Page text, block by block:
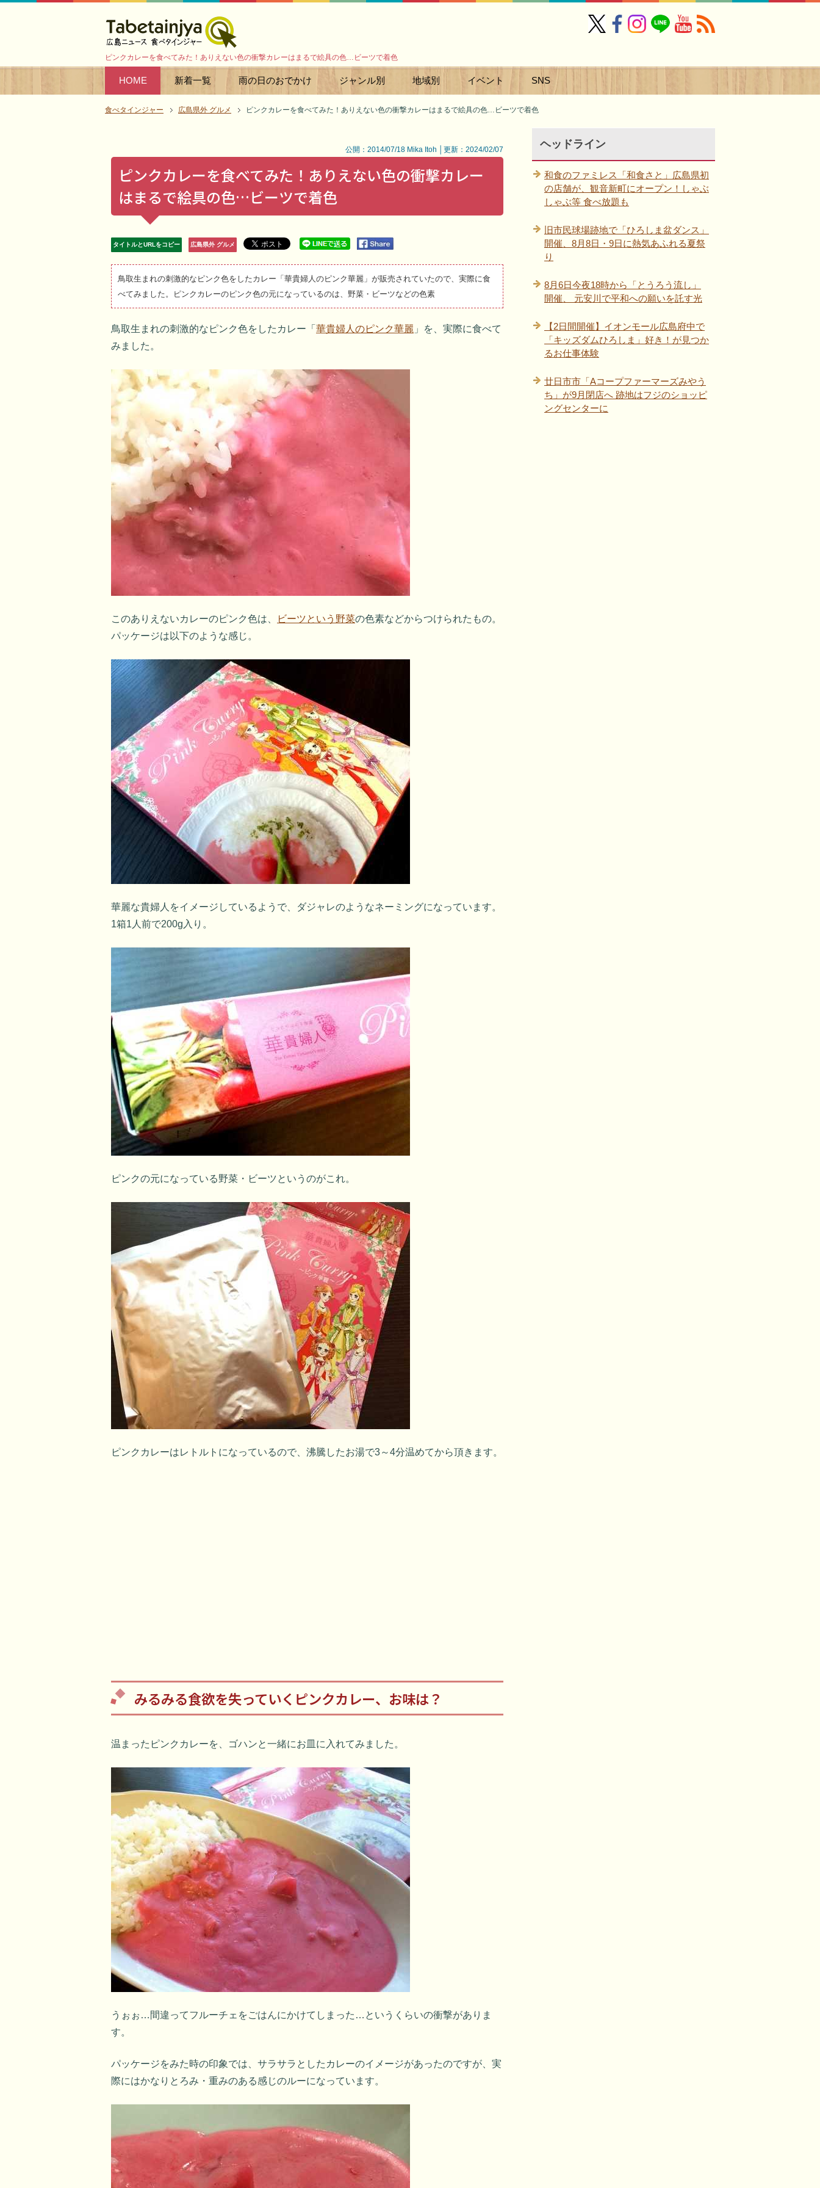
ピンクカレーを食べてみた！ありえない色の衝撃カレーはまるで絵具の色…ビーツで着色
HOME 新着一覧 雨の日のおでかけ ジャンル別 地域別 イベント SNS
食べタインジャー 広島県外 グルメ ピンクカレーを食べてみた！ありえない色の衝撃カレーはまるで絵具の色…ビーツで着色
公開：2014/07/18 Mika Itoh │更新：2024/02/07
ピンクカレーを食べてみた！ありえない色の衝撃カレー
はまるで絵具の色…ビーツで着色
タイトルとURLをコピー 広島県外 グルメ
鳥取生まれの刺激的なピンク色をしたカレー「華貴婦人のピンク華麗」が販売されていたので、実際に食
べてみました。ピンクカレーのピンク色の元になっているのは、野菜・ビーツなどの色素
鳥取生まれの刺激的なピンク色をしたカレー「 華貴婦人のピンク華麗 」を、実際に食べて
みました。
このありえないカレーのピンク色は、 ビーツという野菜の色素などからつけられたもの。
パッケージは以下のような感じ。
華麗な貴婦人をイメージしているようで、ダジャレのようなネーミングになっています。
1箱1人前で200g入り。
ピンクの元になっている野菜・ビーツというのがこれ。
ピンクカレーはレトルトになっているので、沸騰したお湯で3～4分温めてから頂きます。
みるみる食欲を失っていくピンクカレー、お味は？
温まったピンクカレーを、ゴハンと一緒にお皿に入れてみました。
うぉぉ…間違ってフルーチェをごはんにかけてしまった…というくらいの衝撃がありま
す。
パッケージをみた時の印象では、サラサラとしたカレーのイメージがあったのですが、実
際にはかなりとろみ・重みのある感じのルーになっています。
ヘッドライン
和食のファミレス「和食さと」広島県初
の店舗が、観音新町にオープン！しゃぶ
しゃぶ等 食べ放題も
旧市民球場跡地で「ひろしま盆ダンス」
開催、8月8日・9日に熱気あふれる夏祭
り
8月6日今夜18時から「とうろう流し」
開催、 元安川で平和への願いを託す光
【2日間開催】イオンモール広島府中で
「キッズダムひろしま」好き！が見つか
るお仕事体験
廿日市市「Aコープファーマーズみやう
ち」が9月閉店へ 跡地はフジのショッピ
ングセンターに